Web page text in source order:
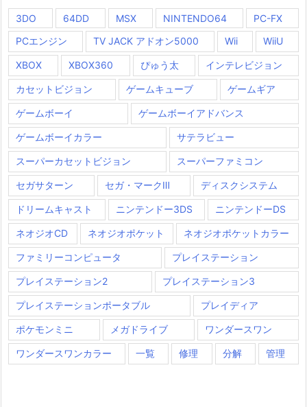
3DO 64DD MSX NINTENDO64
PC-FX
PCエンジン
TV JACK アドオン5000 Wii WiiU
XBOX XBOX360 ぴゅう太 インテレビジョン
カセットビジョン ゲームキューブ ゲームギア
ゲームボーイ ゲームボーイアドバンス
ゲームボーイカラー サテラビュー
スーパーカセットビジョン スーパーファミコン
セガサターン セガ・マークⅢ ディスクシステム
ドリームキャスト ニンテンドー3DS ニンテンドーDS
ネオジオCD ネオジオポケット ネオジオポケットカラー
ファミリーコンピュータ プレイステーション
プレイステーション2 プレイステーション3
プレイステーションポータブル プレイディア
ポケモンミニ メガドライブ ワンダースワン
ワンダースワンカラー 一覧 修理 分解 管理